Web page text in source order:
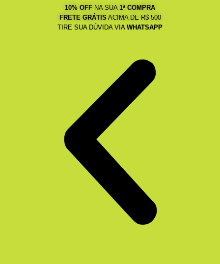
10% OFF NA SUA 1ª COMPRA
FRETE GRÁTIS ACIMA DE R$ 500
TIRE SUA DÚVIDA VIA WHATSAPP